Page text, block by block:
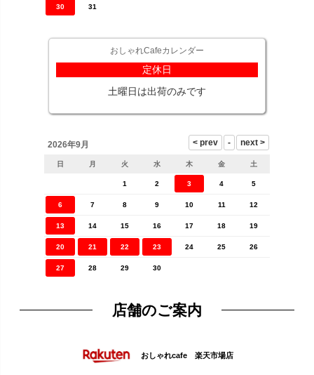
30 31
おしゃれCafeカレンダー
定休日
土曜日は出荷のみです
2026年9月
日 月 火 水 木 金 土
1 2 3 4 5
6 7 8 9 10 11 12
13 14 15 16 17 18 19
20 21 22 23 24 25 26
27 28 29 30
店舗のご案内
おしゃれcafe 楽天市場店